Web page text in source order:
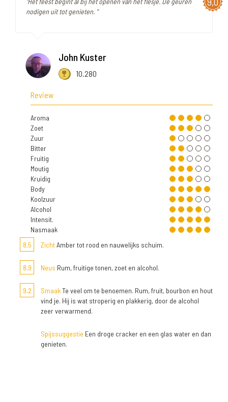
nodigen uit tot genieten. "
John Kuster
10.280
Review
Aroma
Zoet
Zuur
Bitter
Fruitig
Moutig
Kruidig
Body
Koolzuur
Alcohol
Intensit.
Nasmaak
8,5
ZichtAmber tot rood en nauwelijks schuim.
8,9 Neus Rum, fruitige tonen, zoet en alcohol.
9,2 SmaakTe veel om te benoemen. Rum, fruit, bourbon en hout
vind je. Hij is wat stroperig en plakkerig, door de alcohol
zeer verwarmend.
Spijssuggestie Een droge cracker en een glas water en dan
genieten.